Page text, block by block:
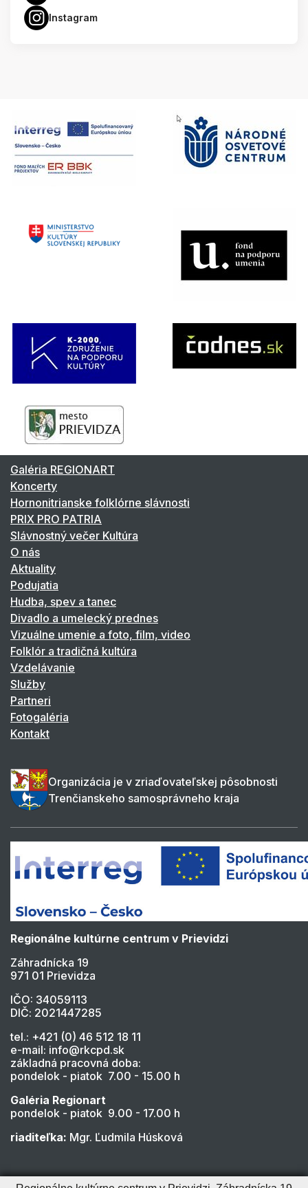
Instagram
Galéria REGIONART
Koncerty
Hornonitrianske folklórne slávnosti
PRIX PRO PATRIA
Slávnostný večer Kultúra
O nás
Aktuality
Podujatia
Hudba, spev a tanec
Divadlo a umelecký prednes
Vizuálne umenie a foto, film, video
Folklór a tradičná kultúra
Vzdelávanie
Služby
Partneri
Fotogaléria
Kontakt
Organizácia je v zriaďovateľskej pôsobnosti
Trenčianskeho samosprávneho kraja
Regionálne kultúrne centrum v Prievidzi
Záhradnícka 19
971 01 Prievidza
IČO: 34059113
DIČ: 2021447285
tel.: +421 (0) 46 512 18 11
e-mail: info@rkcpd.sk
základná pracovná doba:
pondelok - piatok 7.00 - 15.00 h
Galéria Regionart
pondelok - piatok 9.00 - 17.00 h
riaditeľka: Mgr. Ľudmila Húsková